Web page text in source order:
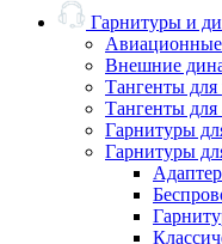
Гарнитуры и
Внешние
Тангенты
Тангенты
Гарнитуры
Гарнитуры